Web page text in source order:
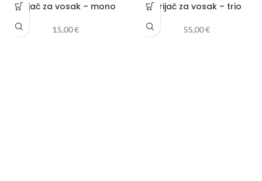
Grijač za vosak – mono
15,00€
Grijač za vosak – trio
55,00€